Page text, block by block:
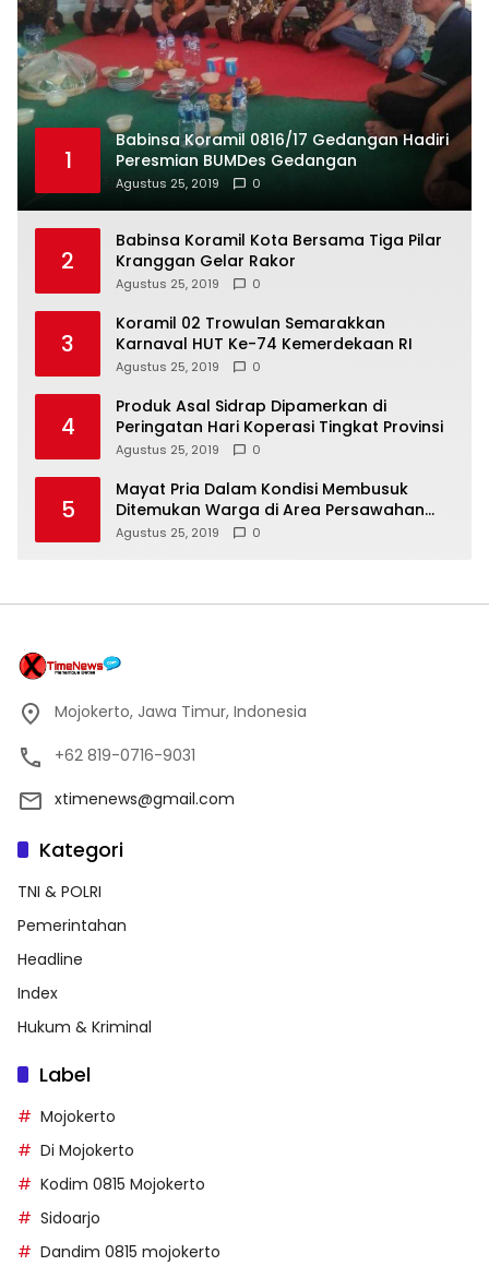
1
Babinsa Koramil 0816/17 Gedangan Hadiri
Peresmian BUMDes Gedangan
Agustus 25, 2019 0
2
Babinsa Koramil Kota Bersama Tiga Pilar
Kranggan Gelar Rakor
Agustus 25, 2019 0
3
Koramil 02 Trowulan Semarakkan
Karnaval HUT Ke-74 Kemerdekaan RI
Agustus 25, 2019 0
4
Produk Asal Sidrap Dipamerkan di
Peringatan Hari Koperasi Tingkat Provinsi
Agustus 25, 2019 0
5
Mayat Pria Dalam Kondisi Membusuk
Ditemukan Warga di Area Persawahan
Sidoarjo
Agustus 25, 2019 0
Mojokerto, Jawa Timur, Indonesia
+62 819-0716-9031
xtimenews@gmail.com
Kategori
TNI & POLRI
Pemerintahan
Headline
Index
Hukum & Kriminal
Label
Mojokerto
Di Mojokerto
Kodim 0815 Mojokerto
Sidoarjo
Dandim 0815 mojokerto